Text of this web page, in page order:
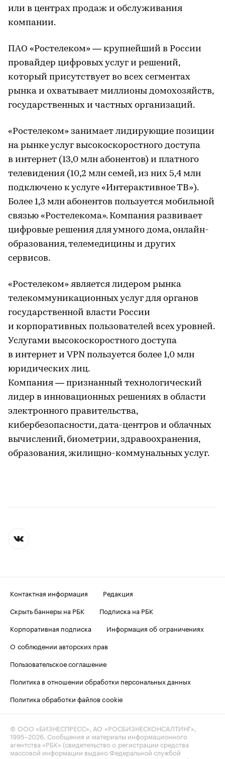
или в центрах продаж и обслуживания
компании.
ПАО «Ростелеком» — крупнейший в России
провайдер цифровых услуг и решений,
который присутствует во всех сегментах
рынка и охватывает миллионы домохозяйств,
государственных и частных организаций.
«Ростелеком» занимает лидирующие позиции
на рынке услуг высокоскоростного доступа
в интернет (13,0 млн абонентов) и платного
телевидения (10,2 млн семей, из них 5,4 млн
подключено к услуге «Интерактивное ТВ»).
Более 1,3 млн абонентов пользуется мобильной
связью «Ростелекома». Компания развивает
цифровые решения для умного дома, онлайн-
образования, телемедицины и других
сервисов.
«Ростелеком» является лидером рынка
телекоммуникационных услуг для органов
государственной власти России
и корпоративных пользователей всех уровней.
Услугами высокоскоростного доступа
в интернет и VPN пользуется более 1,0 млн
юридических лиц.
Компания — признанный технологический
лидер в инновационных решениях в области
электронного правительства,
кибербезопасности, дата-центров и облачных
вычислений, биометрии, здравоохранения,
образования, жилищно-коммунальных услуг.
Контактная информация
Редакция
Скрыть баннеры на РБК
Подписка на РБК
Корпоративная подписка
Информация об ограничениях
О соблюдении авторских прав
Пользовательское соглашение
Политика в отношении обработки персональных данных
Политика обработки файлов cookie
© ООО «БИЗНЕСПРЕСС», АО «РОСБИЗНЕСКОНСАЛТИНГ»,
1995–2026. Сообщения и материалы информационного
агентства «РБК» (свидетельство о регистрации средства
массовой информации выдано Федеральной службой